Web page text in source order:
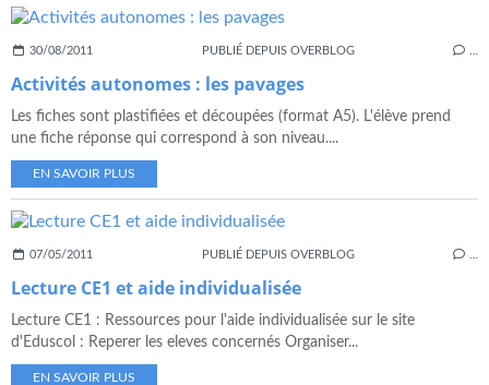
30/08/2011 PUBLIÉ DEPUIS OVERBLOG
Activités autonomes : les pavages
Les fiches sont plastifiées et découpées (format A5). L'élève prend
une fiche réponse qui correspond à son niveau....
EN SAVOIR PLUS
07/05/2011 PUBLIÉ DEPUIS OVERBLOG
Lecture CE1 et aide individualisée
Lecture CE1 : Ressources pour l'aide individualisée sur le site
d'Eduscol : Reperer les eleves concernés Organiser...
EN SAVOIR PLUS